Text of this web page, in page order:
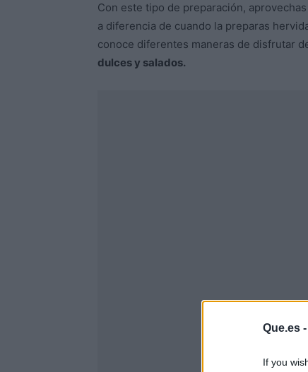
Que.es -
If you
Con este tipo de preparación,
a diferencia de cuando la preparas
conoce diferentes maneras de disfrutar
dulces y salados.